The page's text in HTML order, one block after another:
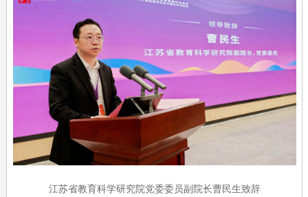
江苏省教育科学研究院党委委员副院长曹民生致辞